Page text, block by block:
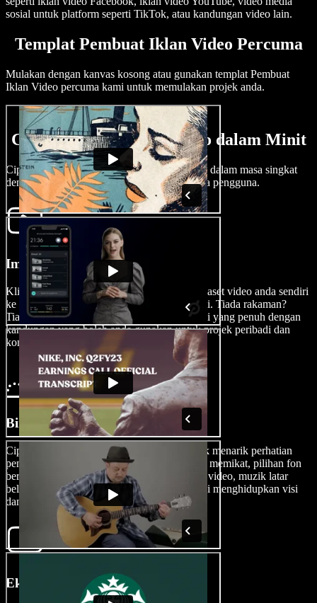
sosial untuk platform seperti TikTok, atau kandungan video lain.
Templat Pembuat Iklan Video Percuma
Mulakan dengan kanvas kosong atau gunakan templat Pembuat
Iklan Video percuma kami untuk memulakan projek anda.
Cara Membuat Iklan Video dalam Minit
Cipta iklan video yang menarik dan berkesan dalam masa singkat
dengan pembuat iklan video kami yang mesra pengguna.
Import Video Anda
Klik Imej/Video untuk memuat naik fail atau aset video anda sendiri
ke dalam pembuat iklan video dalam talian ini. Tiada rakaman?
Tiada hal. Terokai pustaka rakaman stok kami yang penuh dengan
kandungan yang boleh anda gunakan untuk projek peribadi dan
komersial.
Bina Iklan Video Anda
Cipta iklan yang sedap dipandang mata untuk menarik perhatian
penonton anda dengan menambah intro yang memikat, pilihan fon
berkualiti tinggi, efek teks, transisi, imej, klip video, muzik latar
belakang, AI voice over, dan banyak lagi bagi menghidupkan visi
dan strategi pemasaran unik anda.
Eksport Iklan Video Anda